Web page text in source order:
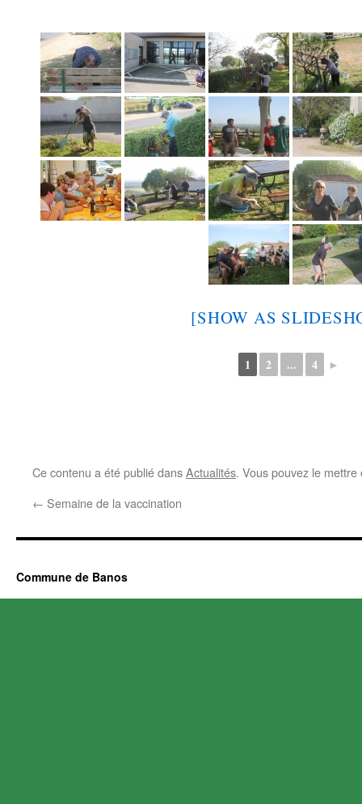
[SHOW AS
1 2 ... 4 ►
Ce contenu a été publié dansActualités. Vous pouvez le
← Semaine de la vaccination
Commune de Banos